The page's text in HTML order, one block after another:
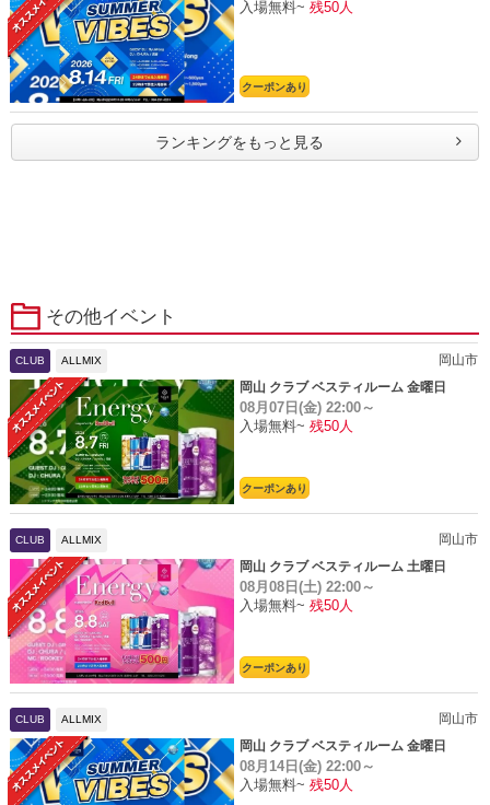
入場無料~ 残50人
クーポンあり
ランキングをもっと見る
その他イベント
CLUB ALLMIX
岡山市
岡山 クラブ ベスティルーム 金曜日
08月07日(金) 22:00～
入場無料~ 残50人
クーポンあり
CLUB ALLMIX
岡山市
岡山 クラブ ベスティルーム 土曜日
08月08日(土) 22:00～
入場無料~ 残50人
クーポンあり
CLUB ALLMIX
岡山市
岡山 クラブ ベスティルーム 金曜日
08月14日(金) 22:00～
入場無料~ 残50人